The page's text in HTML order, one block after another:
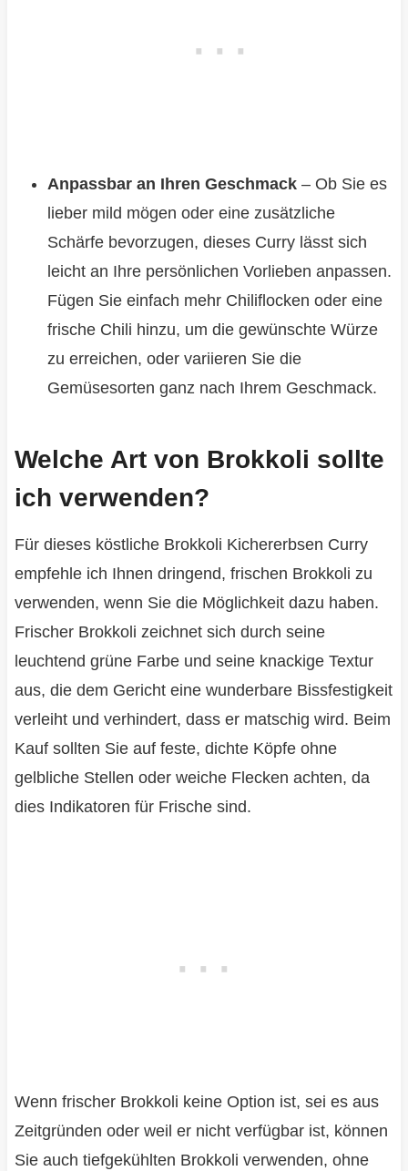
Anpassbar an Ihren Geschmack– Ob Sie es
lieber mild mögen oder eine zusätzliche
Schärfe bevorzugen, dieses Curry lässt sich
leicht an Ihre persönlichen Vorlieben anpassen.
Fügen Sie einfach mehr Chiliflocken oder eine
frische Chili hinzu, um die gewünschte Würze
zu erreichen, oder variieren Sie die
Gemüsesorten ganz nach Ihrem Geschmack.
Welche Art von Brokkoli sollte
ich verwenden?
Für dieses köstliche Brokkoli Kichererbsen Curry
empfehle ich Ihnen dringend, frischen Brokkoli zu
verwenden, wenn Sie die Möglichkeit dazu haben.
Frischer Brokkoli zeichnet sich durch seine
leuchtend grüne Farbe und seine knackige Textur
aus, die dem Gericht eine wunderbare Bissfestigkeit
verleiht und verhindert, dass er matschig wird. Beim
Kauf sollten Sie auf feste, dichte Köpfe ohne
gelbliche Stellen oder weiche Flecken achten, da
dies Indikatoren für Frische sind.
Wenn frischer Brokkoli keine Option ist, sei es aus
Zeitgründen oder weil er nicht verfügbar ist, können
Sie auch tiefgekühlten Brokkoli verwenden, ohne